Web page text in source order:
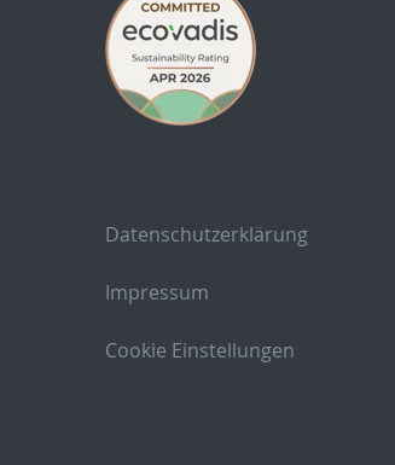
Datenschutzerklärung
Impressum
Cookie Einstellungen